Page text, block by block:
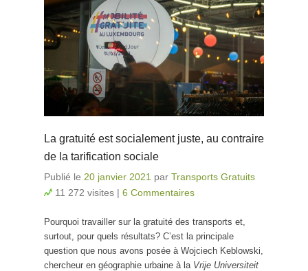
La gratuité est socialement juste, au contraire
de la tarification sociale
Publié le 20 janvier 2021 par Transports Gratuits
11 272 visites | 6 Commentaires
Pourquoi travailler sur la gratuité des transports et,
surtout, pour quels résultats? C’est la principale
question que nous avons posée à Wojciech Keblowski,
chercheur en géographie urbaine à la Vrije Universiteit